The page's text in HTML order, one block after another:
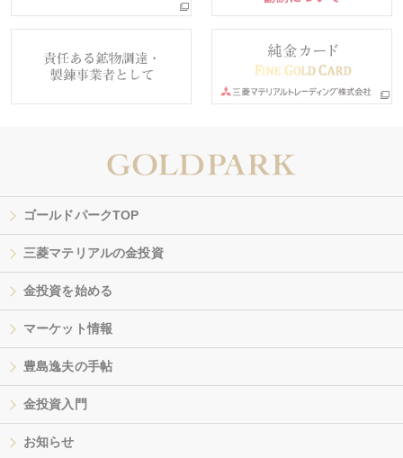
ゴールドパークTOP
三菱マテリアルの金投資
金投資を始める
マーケット情報
豊島逸夫の手帖
金投資入門
お知らせ